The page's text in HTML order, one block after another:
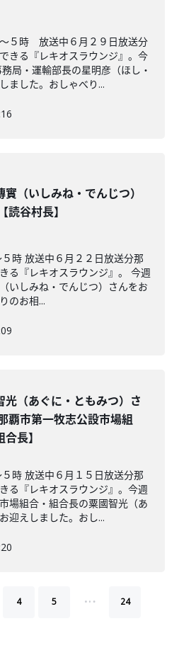
５時 放送中６月２９日放送分
きる『レキオスラウンジ』。今
局・運輸部長の星明彦（ほし・
ました。おしゃべり...
實（いしみね・でんじつ）
読谷村長】
時 放送中６月２２日放送分那
る『レキオスラウンジ』。 今週
いしみね・でんじつ）さんをお
のお相...
光（あぐに・ともみつ）さ
覇市第一牧志公設市場組
長】
時 放送中６月１５日放送分那
る『レキオスラウンジ』。今週
場組合・組合長の粟國智光（あ
迎えしました。おし...
4 5 … 24